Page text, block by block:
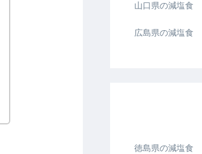
山口県の減塩食
広島県の減塩食
徳島県の減塩食